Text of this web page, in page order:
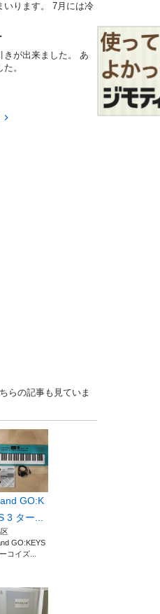
いります。 7月には冷
きが出来ました。 あ
。
らの記事も見ていま
GO:K
3 ター...
GO:KEYS
コイズ...